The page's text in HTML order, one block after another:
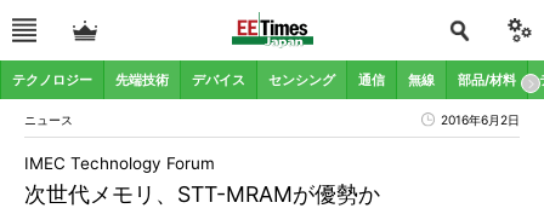
テクノロジー 先端技術 デバイス センシング 通信 無線 部品/材料
ニュース 2016年6月2日
次世代メモリ、STT-MRAMが優勢か
IMEC Technology Forum